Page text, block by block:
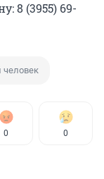
8 (3955) 69-
0 0